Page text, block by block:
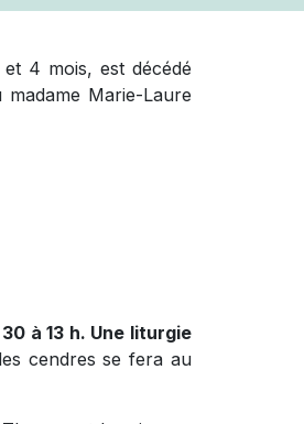
4 mois, est décédé
Marie-Laure
à 13 h. Une liturgie
cendres se fera au